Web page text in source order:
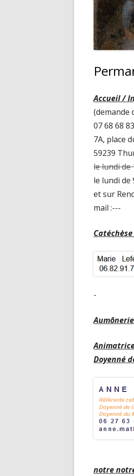
Accueil /
(demande
07 68 68
7A, place
59239
lelundide
le lundi de
et sur
mail :---
-
Doyenné
notre